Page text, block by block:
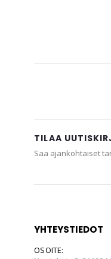
TILAA
Saa ajankohtaiset
YHTEYSTIEDOT
OSOITE: